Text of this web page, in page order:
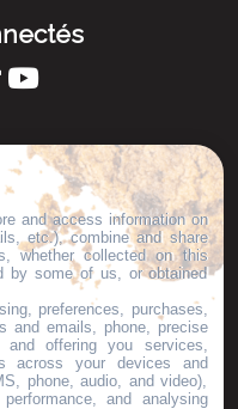
!
and access information on
etc.), combine and share
whether collected on this
by some of us, or obtained
preferences, purchases,
and emails, phone, precise
and offering you services,
across your devices and
phone, audio, and video),
and analysing